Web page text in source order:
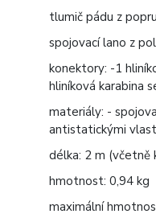
tlumič pádu z
spojovací lano z
konektory: -1
hliníková karabina
materiály: -
antistatickými
délka: 2 m (včetně
hmotnost: 0,94 kg
maximální